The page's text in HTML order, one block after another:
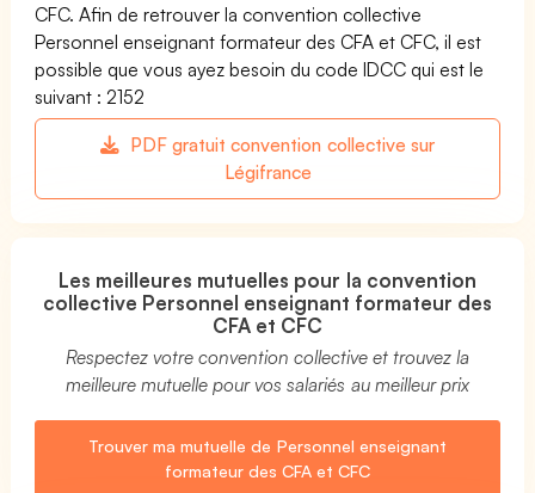
CFC. Afin de retrouver la convention collective
Personnel enseignant formateur des CFA et CFC, il est
possible que vous ayez besoin du code IDCC qui est le
suivant : 2152
PDF gratuit convention collective sur
Légifrance
Les meilleures mutuelles pour la convention
collective Personnel enseignant formateur des
CFA et CFC
Respectez votre convention collective et trouvez la
meilleure mutuelle pour vos salariés au meilleur prix
Trouver ma mutuelle de Personnel enseignant
formateur des CFA et CFC